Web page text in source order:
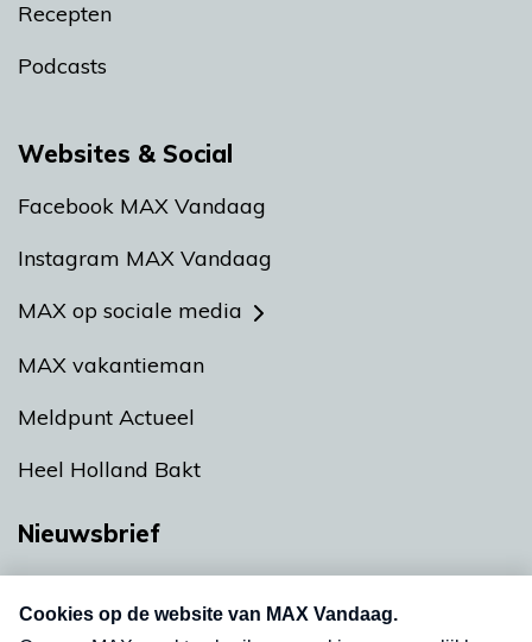
Recepten
Podcasts
Websites & Social
Facebook MAX Vandaag
Instagram MAX Vandaag
MAX op sociale media
MAX vakantieman
Meldpunt Actueel
Heel Holland Bakt
Nieuwsbrief
nieuwsbrief. Elke vrijdag- en dinsdagochtend in